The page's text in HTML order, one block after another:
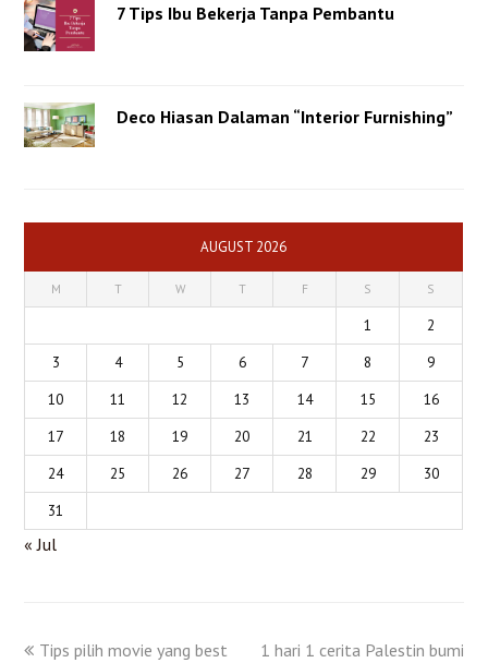
7 Tips Ibu Bekerja Tanpa Pembantu
Deco Hiasan Dalaman “Interior Furnishing”
AUGUST 2026
M T W T F S S
1
2
3
4 5 6 7 8
9
10
11 12 13 14 15
16
17
18 19 20 21 22
23
24
25 26 27 28 29
30
31
« Jul
Tips pilih movie yang best 1 hari 1 cerita Palestin bumi